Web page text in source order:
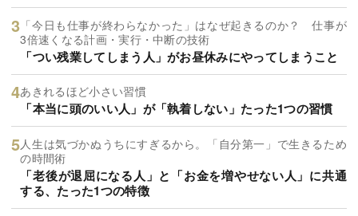
「今日も仕事が終わらなかった」はなぜ起きるのか？ 仕事が
3倍速くなる計画・実行・中断の技術
「つい残業してしまう人」がお昼休みにやってしまうこと
あきれるほど小さい習慣
「本当に頭のいい人」が「執着しない」たった1つの習慣
人生は気づかぬうちにすぎるから。「自分第一」で生きるため
の時間術
「老後が退屈になる人」と「お金を増やせない人」に共通
する、たった1つの特徴